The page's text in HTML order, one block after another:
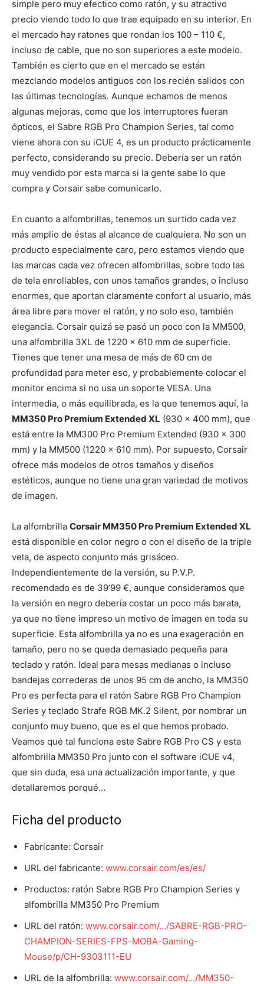
simple pero muy efectico como ratón, y su atractivo
precio viendo todo lo que trae equipado en su interior. En
el mercado hay ratones que rondan los 100 – 110 €,
incluso de cable, que no son superiores a este modelo.
También es cierto que en el mercado se están
mezclando modelos antiguos con los recién salidos con
las últimas tecnologías. Aunque echamos de menos
algunas mejoras, como que los interruptores fueran
ópticos, el Sabre RGB Pro Champion Series, tal como
viene ahora con su iCUE 4, es un producto prácticamente
perfecto, considerando su precio. Debería ser un ratón
muy vendido por esta marca si la gente sabe lo que
compra y Corsair sabe comunicarlo.
En cuanto a alfombrillas, tenemos un surtido cada vez
más amplio de éstas al alcance de cualquiera. No son un
producto especialmente caro, pero estamos viendo que
las marcas cada vez ofrecen alfombrillas, sobre todo las
de tela enrollables, con unos tamaños grandes, o incluso
enormes, que aportan claramente confort al usuario, más
área libre para mover el ratón, y no solo eso, también
elegancia. Corsair quizá se pasó un poco con la MM500,
una alfombrilla 3XL de 1220 x 610 mm de superficie.
Tienes que tener una mesa de más de 60 cm de
profundidad para meter eso, y probablemente colocar el
monitor encima si no usa un soporte VESA. Una
intermedia, o más equilibrada, es la que tenemos aquí, la
MM350 Pro Premium Extended XL (930 x 400 mm), que
está entre la MM300 Pro Premium Extended (930 x 300
mm) y la MM500 (1220 x 610 mm). Por supuesto, Corsair
ofrece más modelos de otros tamaños y diseños
estéticos, aunque no tiene una gran variedad de motivos
de imagen.
La alfombrilla Corsair MM350 Pro Premium Extended XL
está disponible en color negro o con el diseño de la triple
vela, de aspecto conjunto más grisáceo.
Independientemente de la versión, su P.V.P.
recomendado es de 39’99 €, aunque consideramos que
la versión en negro debería costar un poco más barata,
ya que no tiene impreso un motivo de imagen en toda su
superficie. Esta alfombrilla ya no es una exageración en
tamaño, pero no se queda demasiado pequeña para
teclado y ratón. Ideal para mesas medianas o incluso
bandejas correderas de unos 95 cm de ancho, la MM350
Pro es perfecta para el ratón Sabre RGB Pro Champion
Series y teclado Strafe RGB MK.2 Silent, por nombrar un
conjunto muy bueno, que es el que hemos probado.
Veamos qué tal funciona este Sabre RGB Pro CS y esta
alfombrilla MM350 Pro junto con el software iCUE v4,
que sin duda, esa una actualización importante, y que
detallaremos porqué…
Ficha del producto
Fabricante: Corsair
URL del fabricante: www.corsair.com/es/es/
Productos: ratón Sabre RGB Pro Champion Series y
alfombrilla MM350 Pro Premium
URL del ratón: www.corsair.com/…/SABRE-RGB-PRO-
CHAMPION-SERIES-FPS-MOBA-Gaming-
Mouse/p/CH-9303111-EU
URL de la alfombrilla: www.corsair.com/…/MM350-